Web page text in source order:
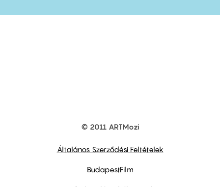
© 2011 ARTMozi
Általános Szerződési Feltételek
BudapestFilm